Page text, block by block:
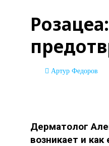
Артур Федоров
Дерматолог
возникает и